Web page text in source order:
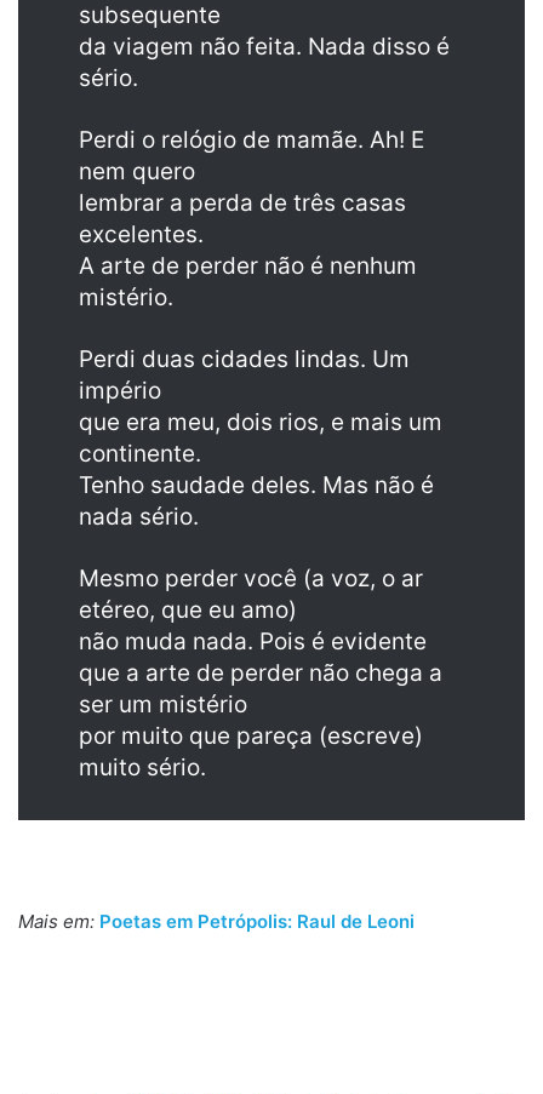
subsequente
da viagem não feita. Nada disso é
sério.
Perdi o relógio de mamãe. Ah! E
nem quero
lembrar a perda de três casas
excelentes.
A arte de perder não é nenhum
mistério.
Perdi duas cidades lindas. Um
império
que era meu, dois rios, e mais um
continente.
Tenho saudade deles. Mas não é
nada sério.
Mesmo perder você (a voz, o ar
etéreo, que eu amo)
não muda nada. Pois é evidente
que a arte de perder não chega a
ser um mistério
por muito que pareça (escreve)
muito sério.
Mais em: Poetas em Petrópolis: Raul de Leoni